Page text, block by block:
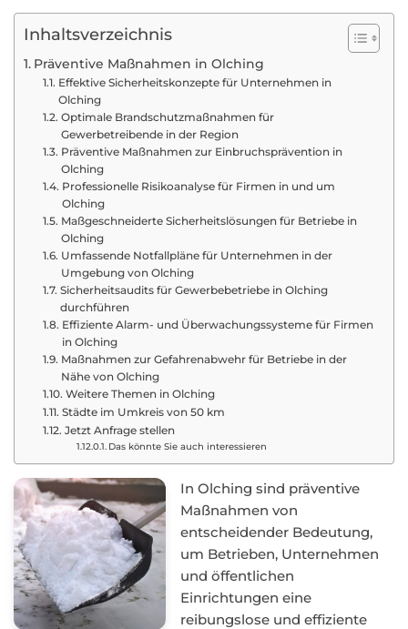
Inhaltsverzeichnis
Präventive Maßnahmen in Olching
Effektive Sicherheitskonzepte für Unternehmen in
Olching
Optimale Brandschutzmaßnahmen für
Gewerbetreibende in der Region
Präventive Maßnahmen zur Einbruchsprävention in
Olching
Professionelle Risikoanalyse für Firmen in und um
Olching
Maßgeschneiderte Sicherheitslösungen für Betriebe in
Olching
Umfassende Notfallpläne für Unternehmen in der
Umgebung von Olching
Sicherheitsaudits für Gewerbebetriebe in Olching
durchführen
Effiziente Alarm- und Überwachungssysteme für Firmen
in Olching
Maßnahmen zur Gefahrenabwehr für Betriebe in der
Nähe von Olching
Weitere Themen in Olching
Städte im Umkreis von 50 km
Jetzt Anfrage stellen
Das könnte Sie auch interessieren
In Olching sind präventive
Maßnahmen von
entscheidender Bedeutung,
um Betrieben, Unternehmen
und öffentlichen
Einrichtungen eine
reibungslose und effiziente